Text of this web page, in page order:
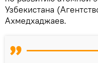
Узбекистана
Ахмедхаджаев.